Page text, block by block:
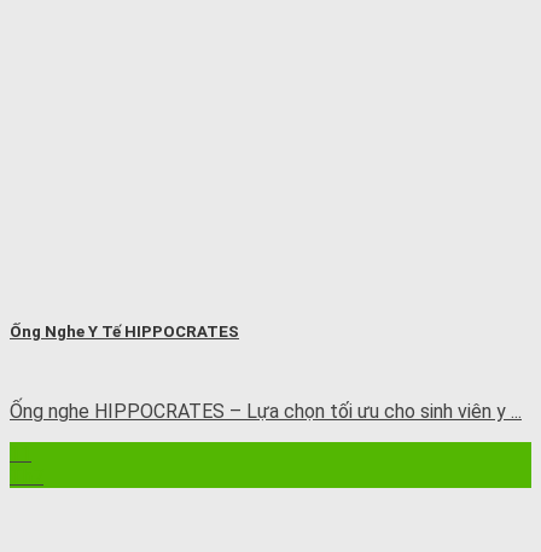
Ống Nghe Y Tế HIPPOCRATES
Ống nghe HIPPOCRATES – Lựa chọn tối ưu cho sinh viên y ...